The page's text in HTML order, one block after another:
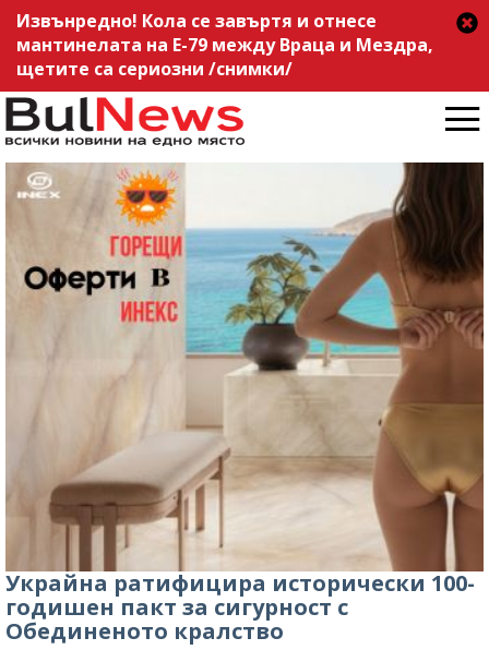
Извънредно! Кола се завъртя и отнесе
мантинелата на Е-79 между Враца и Мездра,
щетите са сериозни /снимки/
Украйна ратифицира исторически 100-
годишен пакт за сигурност с
Обединеното кралство